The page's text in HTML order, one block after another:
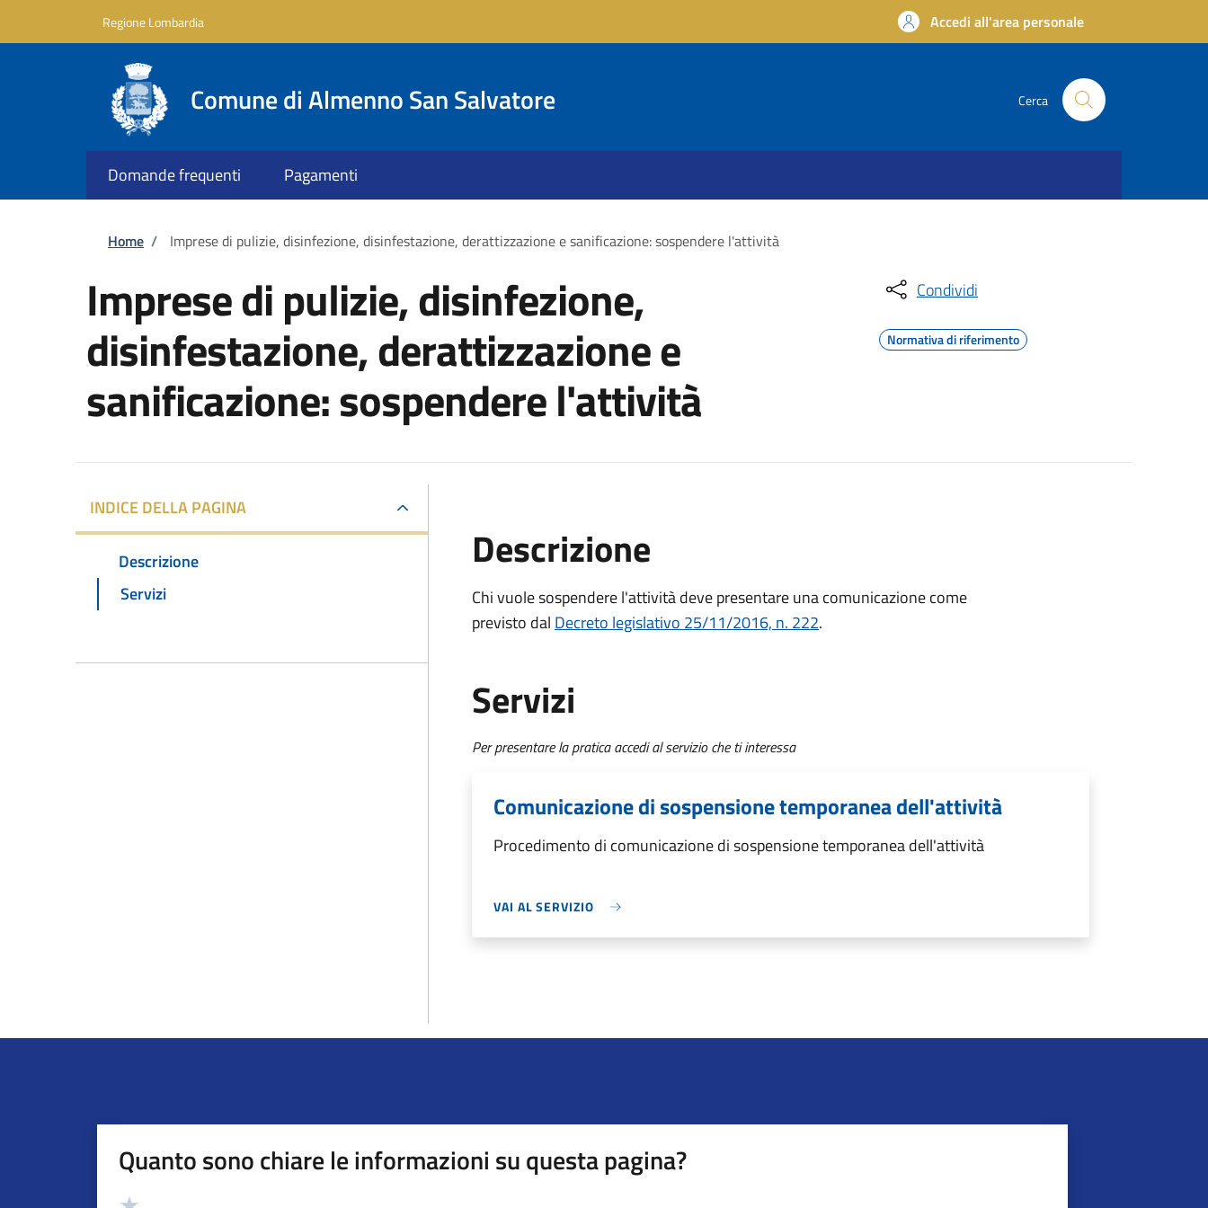
Regione Lombardia Accedi all'area personale
Comune di Almenno San Salvatore Cerca
Domande frequenti Pagamenti
Briciole di pane
Home / Imprese di pulizie, disinfezione, disinfestazione, derattizzazione e sanificazione: sospendere l'attività
Imprese di pulizie, disinfezione,
disinfestazione, derattizzazione e
sanificazione: sospendere l'attività
Condividi
Normativa di riferimento
INDICE DELLA PAGINA
Descrizione
Servizi
Descrizione
Chi vuole sospendere l'attività deve presentare una comunicazione come
previsto dal Decreto legislativo 25/11/2016, n. 222.
Servizi
Per presentare la pratica accedi al servizio che ti interessa
Comunicazione di sospensione temporanea dell'attività
Procedimento di comunicazione di sospensione temporanea dell'attività
VAI AL SERVIZIO
Quanto sono chiare le informazioni su questa pagina?
Valutazione